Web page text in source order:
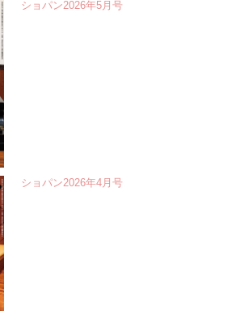
ショパン2026年5月号
ショパン2026年4月号